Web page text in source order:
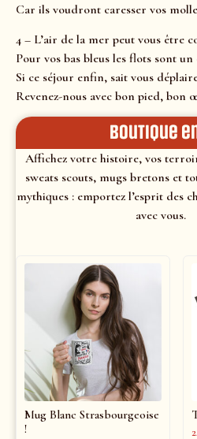
Car ils voudront caresser vos
4 – L’air de la mer peut vous être
Pour vos bas bleus les flots sont un
Si ce séjour enfin, sait vous
Revenez-nous avec bon pied, bon
Boutique
Affichez votre histoire, vos
sweats scouts, mugs bretons et
mythiques : emportez l’esprit des
avec vous.
Mug Blanc Strasbourgeoise
!